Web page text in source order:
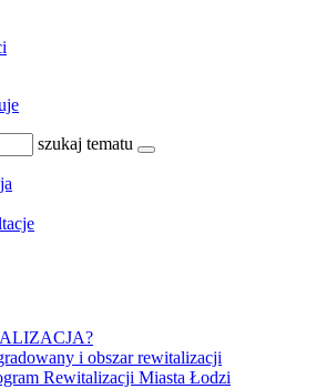
szukaj tematu
i obszar rewitalizacji
Rewitalizacji Miasta Łodzi